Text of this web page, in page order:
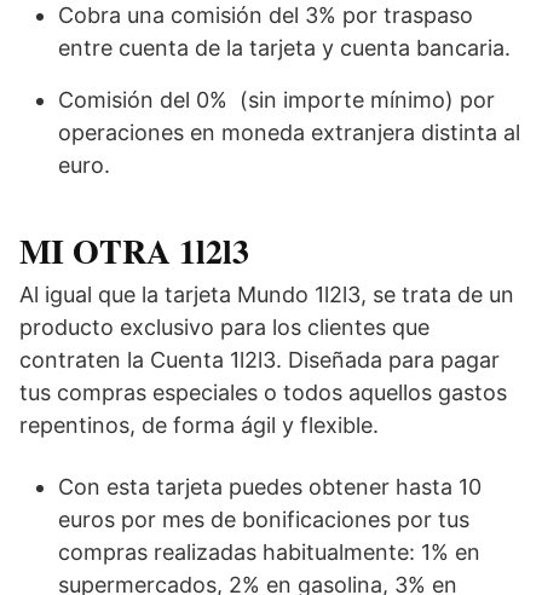
Cobra una comisión del 3% por traspaso
entre cuenta de la tarjeta y cuenta bancaria.
Comisión del 0% (sin importe mínimo) por
operaciones en moneda extranjera distinta al
euro.
MI OTRA 1l2l3
Al igual que la tarjeta Mundo 1l2l3, se trata de un
producto exclusivo para los clientes que
contraten la Cuenta 1l2l3. Diseñada para pagar
tus compras especiales o todos aquellos gastos
repentinos, de forma ágil y flexible.
Con esta tarjeta puedes obtener hasta 10
euros por mes de bonificaciones por tus
compras realizadas habitualmente: 1% en
supermercados, 2% en gasolina, 3% en